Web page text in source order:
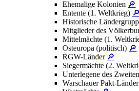
Ehemalige Kolonien 🔎
Entente (1. Weltkrieg) 🔎
Historische
Mitglieder des
Mittelmächte (1.
Osteuropa (politisch) 🔎
RGW-Länder 🔎
Siegermächte (2.
Unterlegene des
Warschauer Pakt-Länder